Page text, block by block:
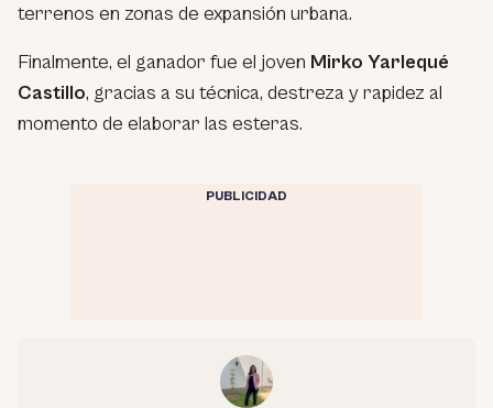
terrenos en zonas de expansión urbana.
Finalmente, el ganador fue el joven Mirko Yarlequé
Castillo, gracias a su técnica, destreza y rapidez al
momento de elaborar las esteras.
PUBLICIDAD